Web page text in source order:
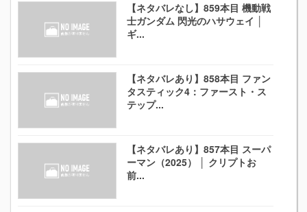
【ネタバレなし】859本目 機動戦
士ガンダム 閃光のハサウェイ │
ギ...
【ネタバレあり】858本目 ファン
タスティック4：ファースト・ス
テップ...
【ネタバレあり】857本目 スーパ
ーマン（2025） │ クリプトお
前...